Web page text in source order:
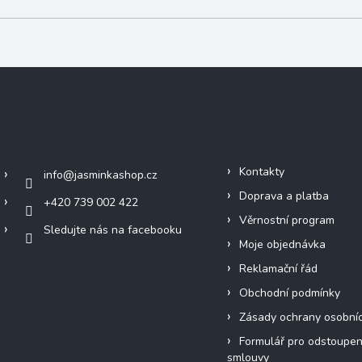
info@jasminkashop.cz
+420 739 002 422
Sledujte nás na facebooku
Kontakty
Doprava a platba
Věrnostní program
Moje objednávka
Reklamační řád
Obchodní podmínky
Zásady ochrany
Formulář pro
smlouvy